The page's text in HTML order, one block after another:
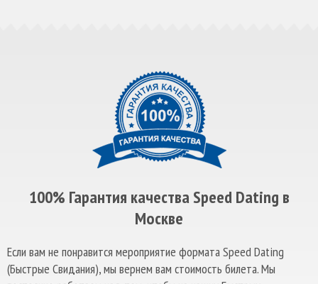
100% Гарантия качества Speed Dating в
Москве
Если вам не понравится мероприятие формата Speed Dating
(Быстрые Свидания), мы вернем вам стоимость билета. Мы